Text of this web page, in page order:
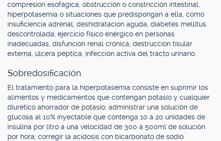
compresión esofágica, obstrucción o constricción intestinal,
hiperpotasemia o situaciones que predispongan a ella, como
insuficiencia adrenal, deshidratación aguda, diabetes mellitus
descontrolada, ejercicio físico enérgico en personas
inadecuadas, disfunción renal crónica, destrucción tisular
externa, úlcera péptica, infección activa del tracto urinario.
Sobredosificación.
El tratamiento para la hiperpotasemia consiste en suprimir los
alimentos y medicamentos que contengan potasio y cualquier
diurético ahorrador de potasio; administrar una solución de
glucosa al 10% inyectable que contenga 10 a 20 unidades de
insulina por litro a una velocidad de 300 a 500ml de solución
por hora; corregir la acidosis con bicarbonato de sodio